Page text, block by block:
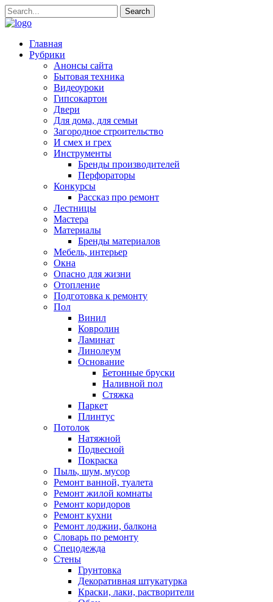
Главная
Рубрики
Анонсы сайта
Бытовая техника
Видеоуроки
Гипсокартон
Двери
Для дома, для семьи
Загородное строительство
И смех и грех
Инструменты
Бренды производителей
Перфораторы
Конкурсы
Рассказ про ремонт
Лестницы
Мастера
Материалы
Бренды материалов
Мебель, интерьер
Окна
Опасно для жизни
Отопление
Подготовка к ремонту
Пол
Винил
Ковролин
Ламинат
Линолеум
Основание
Бетонные бруски
Наливной пол
Стяжка
Паркет
Плинтус
Потолок
Натяжной
Подвесной
Покраска
Пыль, шум, мусор
Ремонт ванной, туалета
Ремонт жилой комнаты
Ремонт коридоров
Ремонт кухни
Ремонт лоджии, балкона
Словарь по ремонту
Спецодежда
Стены
Грунтовка
Декоративная штукатурка
Краски, лаки, растворители